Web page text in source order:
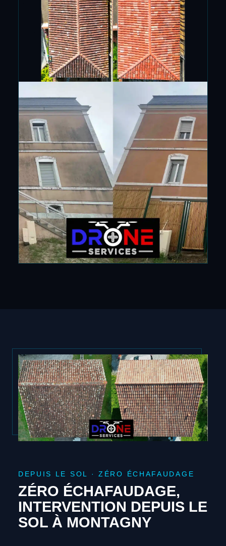
DEPUIS LE SOL · ZÉRO ÉCHAFAUDAGE
ZÉRO ÉCHAFAUDAGE,
INTERVENTION DEPUIS LE
SOL À MONTAGNY